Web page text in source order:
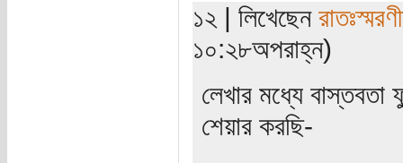
১২ | লিখেছেন
১০:২৮অপরাহ্ন)
লেখার মধ্যে
শেয়ার করছি-